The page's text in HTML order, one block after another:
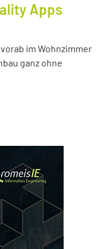
Apps
im Wohnzimmer
ganz ohne